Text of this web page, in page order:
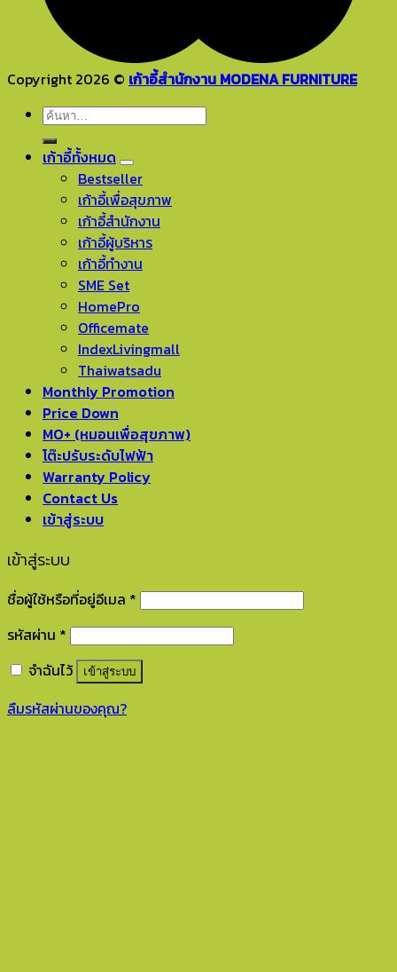
Copyright 2026 © เก้าอี้สำนักงาน MODENA FURNITURE
ค้นหา:
เก้าอี้ทั้งหมด
Bestseller
เก้าอี้เพื่อสุขภาพ
เก้าอี้สำนักงาน
เก้าอี้ผู้บริหาร
เก้าอี้ทำงาน
SME Set
HomePro
Officemate
IndexLivingmall
Thaiwatsadu
Monthly Promotion
Price Down
MO+ (หมอนเพื่อสุขภาพ)
โต๊ะปรับระดับไฟฟ้า
Warranty Policy
Contact Us
เข้าสู่ระบบ
เข้าสู่ระบบ
ชื่อผู้ใช้หรือที่อยู่อีเมล *
รหัสผ่าน *
จำฉันไว้
เข้าสู่ระบบ
ลืมรหัสผ่านของคุณ?